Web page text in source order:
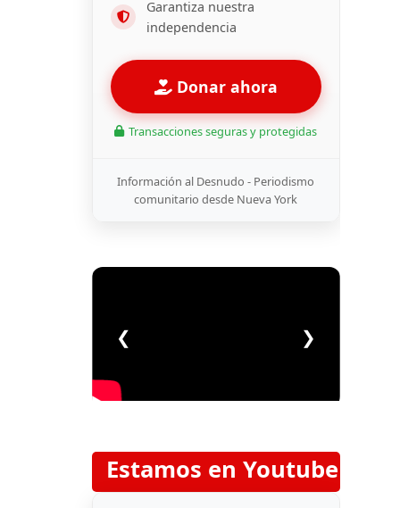
Garantiza nuestra
independencia
Donar ahora
Transacciones seguras y protegidas
Información al Desnudo - Periodismo
comunitario desde Nueva York
❮ ❯
Estamos en Youtube